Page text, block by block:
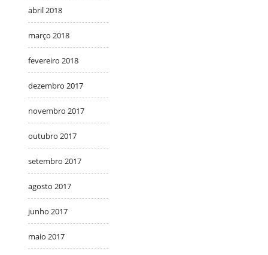
abril 2018
março 2018
fevereiro 2018
dezembro 2017
novembro 2017
outubro 2017
setembro 2017
agosto 2017
junho 2017
maio 2017